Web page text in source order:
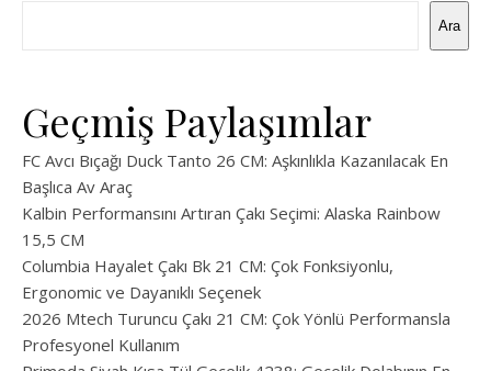
Ara
Geçmiş Paylaşımlar
FC Avcı Bıçağı Duck Tanto 26 CM: Aşkınlıkla Kazanılacak En
Başlıca Av Araç
Kalbin Performansını Artıran Çakı Seçimi: Alaska Rainbow
15,5 CM
Columbia Hayalet Çakı Bk 21 CM: Çok Fonksiyonlu,
Ergonomic ve Dayanıklı Seçenek
2026 Mtech Turuncu Çakı 21 CM: Çok Yönlü Performansla
Profesyonel Kullanım